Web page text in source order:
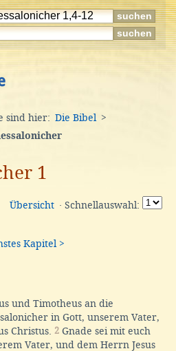
sind hier: Die Bibel
>
1
Übersicht · Schnellauswahl:
Kapitel >
und Timotheus an die
in Gott, unserem Vater,
Christus. 2 Gnade sei mit euch
Vater, und dem Herrn Jesus